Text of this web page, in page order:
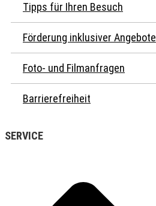
Tipps für Ihren Besuch
Förderung inklusiver Angebote
Foto- und Filmanfragen
Barrierefreiheit
SERVICE